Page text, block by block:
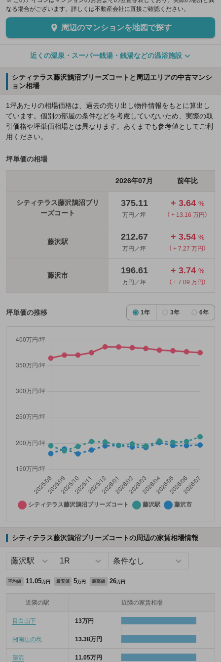
なる場合がございます。詳しくは不動産会社に直接ご確認ください。
周辺のマンションを地図で探す
近くの温泉・スーパー銭湯・銭湯などの温浴施設
シティテラス藤沢鵠沼ブリーズコートと周辺エリアの中古マンシ
ョン相場
1坪あたりの相場価格は、過去の売り出し物件情報をもとに算出し
ています。個別の部屋の条件などを考慮していないため、実際の取
引価格や坪単価相場とは異なります。あくまでも参考値としてご利
用ください。
坪単価の相場
2026年07月 前年比
シティテラス藤沢鵠沼ブリ
ーズコート
375.11
万円／坪
+ 3.64 %
（ + 13.16 万円）
藤沢駅 212.67
万円／坪
+ 3.54 %
（ + 7.27 万円）
藤沢市 196.61
万円／坪
+ 3.74 %
（ + 7.09 万円）
坪単価の推移 1年 3年 6年
シティテラス藤沢鵠沼ブリーズコートの周辺の家賃相場情報
平均値 11.05万円 最安値 5万円 最高値 26万円
近隣の駅 近隣の家賃相場
目白山下 13万円
湘南江の島 13.38万円
藤沢 11.05万円